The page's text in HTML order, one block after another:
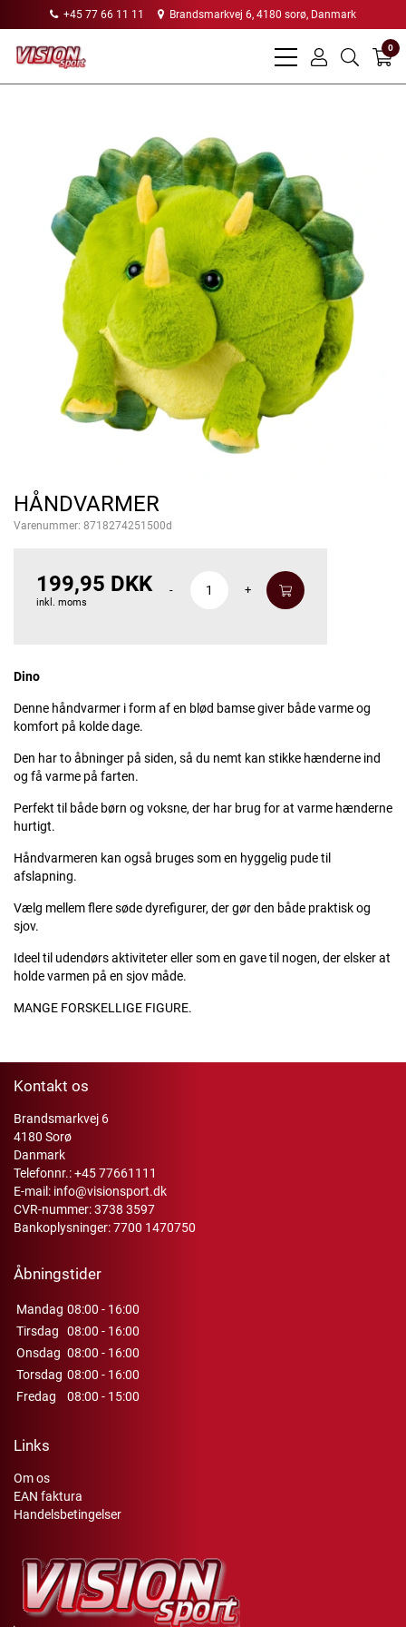
+45 77 66 11 11 Brandsmarkvej 6, 4180 sorø, Danmark
bars
user
search
0
HÅNDVARMER
Varenummer: 8718274251500d
199,95 DKK
inkl. moms
- +
Dino
Denne håndvarmer i form af en blød bamse giver både varme og
komfort på kolde dage.
Den har to åbninger på siden, så du nemt kan stikke hænderne ind
og få varme på farten.
Perfekt til både børn og voksne, der har brug for at varme hænderne
hurtigt.
Håndvarmeren kan også bruges som en hyggelig pude til
afslapning.
Vælg mellem flere søde dyrefigurer, der gør den både praktisk og
sjov.
Ideel til udendørs aktiviteter eller som en gave til nogen, der elsker at
holde varmen på en sjov måde.
MANGE FORSKELLIGE FIGURE.
Kontakt os
Brandsmarkvej 6
4180 Sorø
Danmark
Telefonnr.:+45 77661111
E-mail: info@visionsport.dk
CVR-nummer: 3738 3597
Bankoplysninger: 7700 1470750
Åbningstider
Mandag 08:00 - 16:00
Tirsdag
08:00 - 16:00
Onsdag 08:00 - 16:00
Torsdag 08:00 - 16:00
Fredag
08:00 - 15:00
Links
Om os
EAN faktura
Handelsbetingelser